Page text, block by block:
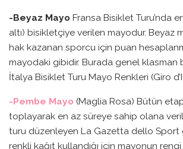
-Beyaz Mayo Fransa Bisiklet Turu’nda
altı) bisikletçiye verilen mayodur. Beyaz
hak kazanan sporcu için puan
mayodaki gibidir. Burada genel klasman
İtalya Bisiklet Turu Mayo Renkleri (Giro
-Pembe Mayo (Maglia Rosa) Bütün
toplayarak en az süreye sahip olana
turu düzenleyen La Gazetta dello Sport
renkli kağıt kullandığı için mayonun